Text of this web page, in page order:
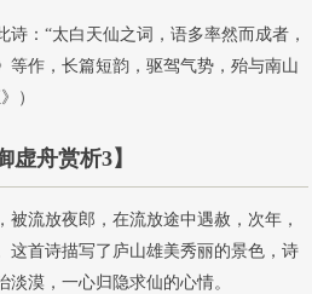
诗：“太白天仙之词，语多率然而成者，
作，长篇短韵，驱驾气势，殆与南山
）
虚舟赏析3】
被流放夜郎，在流放途中遇赦，次年，
这首诗描写了庐山雄美秀丽的景色，诗
漠，一心归隐求仙的心情。